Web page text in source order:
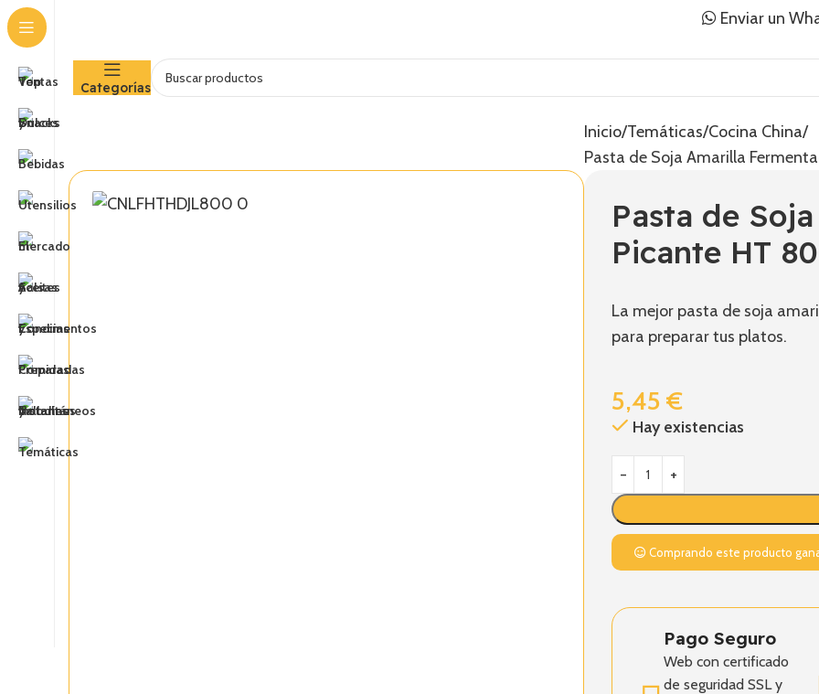
Enviar un
Categorías
Inicio Temáticas Cocina China
Pasta de Soja Amarilla
Pasta de
Picante HT
La mejor pasta de soja
para preparar tus platos.
5,45€
Hay existencias
Comprando este producto
Pago Seguro
Web con certificado
de seguridad SSL y